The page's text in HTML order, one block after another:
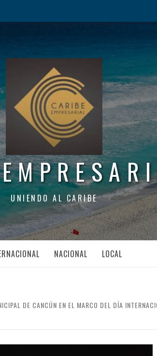
UNIENDO AL CARIBE
NACIONAL LOCAL
DE CANCÚN EN EL MARCO DEL DÍA